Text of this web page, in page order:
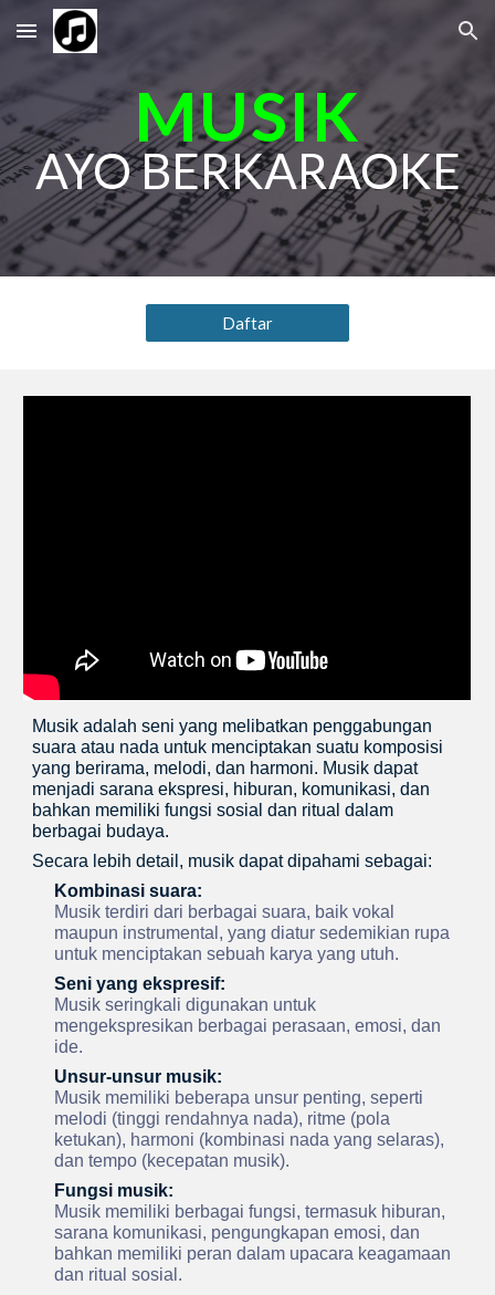
Skip to main content Skip to navigation
MUSIK
AYO BERKARAOKE
Daftar
Musik adalah seni yang melibatkan penggabungan
suara atau nada untuk menciptakan suatu komposisi
yang berirama, melodi, dan harmoni. Musik dapat
menjadi sarana ekspresi, hiburan, komunikasi, dan
bahkan memiliki fungsi sosial dan ritual dalam
berbagai budaya.
Secara lebih detail, musik dapat dipahami sebagai:
Kombinasi suara:
Musik terdiri dari berbagai suara, baik vokal
maupun instrumental, yang diatur sedemikian rupa
untuk menciptakan sebuah karya yang utuh.
Seni yang ekspresif:
Musik seringkali digunakan untuk
mengekspresikan berbagai perasaan, emosi, dan
ide.
Unsur-unsur musik:
Musik memiliki beberapa unsur penting, seperti
melodi (tinggi rendahnya nada), ritme (pola
ketukan), harmoni (kombinasi nada yang selaras),
dan tempo (kecepatan musik).
Fungsi musik:
Musik memiliki berbagai fungsi, termasuk hiburan,
sarana komunikasi, pengungkapan emosi, dan
bahkan memiliki peran dalam upacara keagamaan
dan ritual sosial.